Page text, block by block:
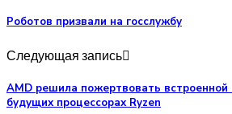
Роботов призвали на госслужбу
Следующая запись
AMD решила пожертвовать
будущих процессорах Ryzen